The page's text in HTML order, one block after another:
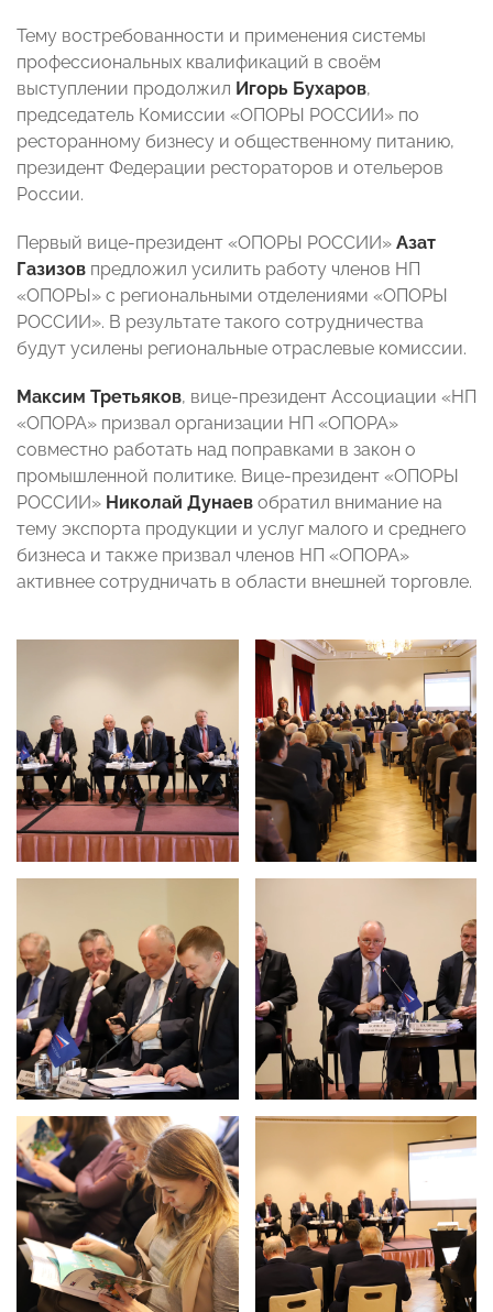
Тему востребованности и применения системы
профессиональных квалификаций в своём
выступлении продолжил Игорь Бухаров,
председатель Комиссии «ОПОРЫ РОССИИ» по
ресторанному бизнесу и общественному питанию,
президент Федерации рестораторов и отельеров
России.
Первый вице-президент «ОПОРЫ РОССИИ» Азат
Газизов предложил усилить работу членов НП
«ОПОРЫ» с региональными отделениями «ОПОРЫ
РОССИИ». В результате такого сотрудничества
будут усилены региональные отраслевые комиссии.
Максим Третьяков, вице-президент Ассоциации «НП
«ОПОРА» призвал организации НП «ОПОРА»
совместно работать над поправками в закон о
промышленной политике. Вице-президент «ОПОРЫ
РОССИИ» Николай Дунаев обратил внимание на
тему экспорта продукции и услуг малого и среднего
бизнеса и также призвал членов НП «ОПОРА»
активнее сотрудничать в области внешней торговле.